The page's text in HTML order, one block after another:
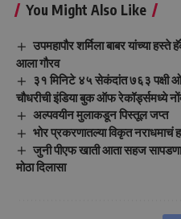
You Might Also Like
उपमहापौर शर्मिला बाबर यांच्या
आला गौरव
३१ मिनिटे ४५ सेकंदांत ७६३ पक्षी
चौधरीची इंडिया बुक ऑफ रेकॉर्ड्समध्ये
अल्पवयीन मुलाकडून पिस्तूल जप्त
भोर प्रकरणातल्या विकृत नराधमाचं
जुनी पीएफ खाती आता सहज
मोठा दिलासा